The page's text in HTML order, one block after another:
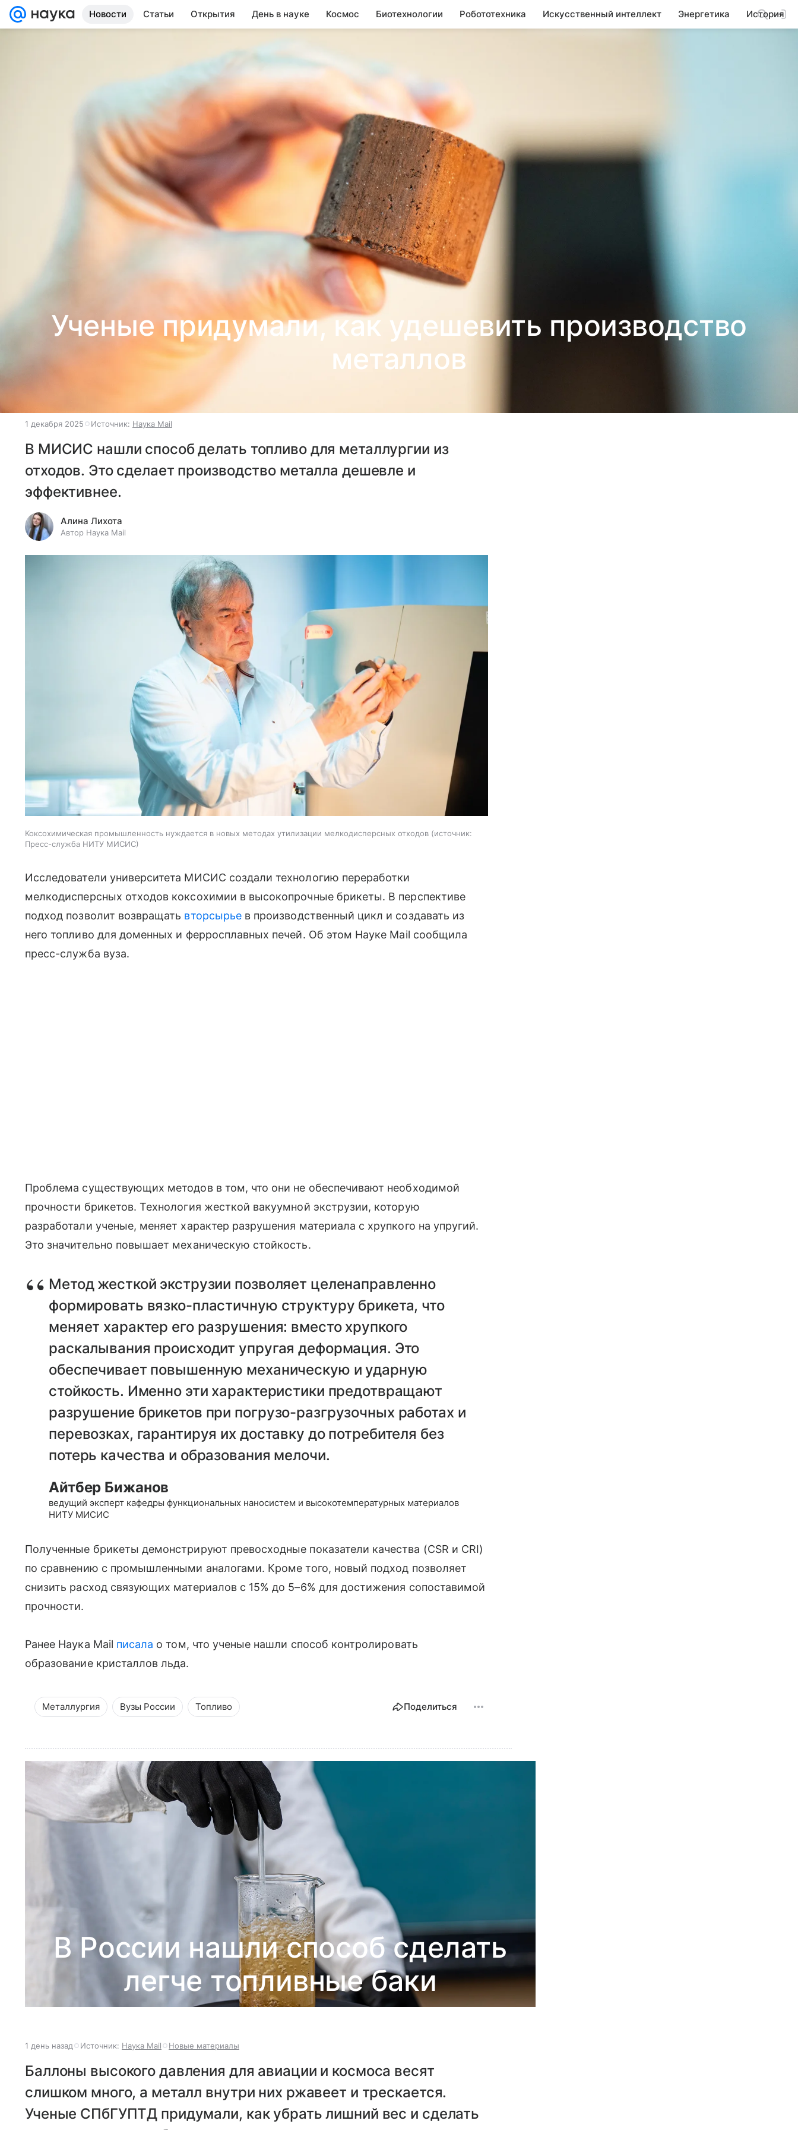
Новости Статьи Открытия День в науке Космос Биотехнологии Робототехника Искусственный интеллект Энергетика История
Ученые придумали, как удешевить производство
металлов
1 декабря 2025 Источник: Наука Mail
В МИСИС нашли способ делать топливо для металлургии из
отходов. Это сделает производство металла дешевле и
эффективнее.
Алина Лихота
Автор Наука Mail
Коксохимическая промышленность нуждается в новых методах утилизации мелкодисперсных отходов
источник:
Пресс-служба НИТУ МИСИС
Исследователи университета МИСИС создали технологию переработки
мелкодисперсных отходов коксохимии в высокопрочные брикеты. В перспективе
подход позволит возвращать вторсырьев производственный цикл и создавать из
него топливо для доменных и ферросплавных печей. Об этом Науке Mail сообщила
пресс-служба вуза.
Проблема существующих методов в том, что они не обеспечивают необходимой
прочности брикетов. Технология жесткой вакуумной экструзии, которую
разработали ученые, меняет характер разрушения материала с хрупкого на упругий.
Это значительно повышает механическую стойкость.
Метод жесткой экструзии позволяет целенаправленно
формировать вязко-пластичную структуру брикета, что
меняет характер его разрушения: вместо хрупкого
раскалывания происходит упругая деформация. Это
обеспечивает повышенную механическую и ударную
стойкость. Именно эти характеристики предотвращают
разрушение брикетов при погрузо-разгрузочных работах и
перевозках, гарантируя их доставку до потребителя без
потерь качества и образования мелочи.
Айтбер Бижанов
ведущий эксперт кафедры функциональных наносистем и высокотемпературных материалов
НИТУ МИСИС
Полученные брикеты демонстрируют превосходные показатели качества (CSR и CRI)
по сравнению с промышленными аналогами. Кроме того, новый подход позволяет
снизить расход связующих материалов с 15% до 5–6% для достижения сопоставимой
прочности.
Ранее Наука Mail писала о том, что ученые нашли способ контролировать
образование кристаллов льда.
Металлургия Вузы России Топливо Поделиться
В России нашли способ сделать
легче топливные баки
1 день назад Источник: Наука Mail Новые материалы
Баллоны высокого давления для авиации и космоса весят
слишком много, а металл внутри них ржавеет и трескается.
Ученые СПбГУПТД придумали, как убрать лишний вес и сделать